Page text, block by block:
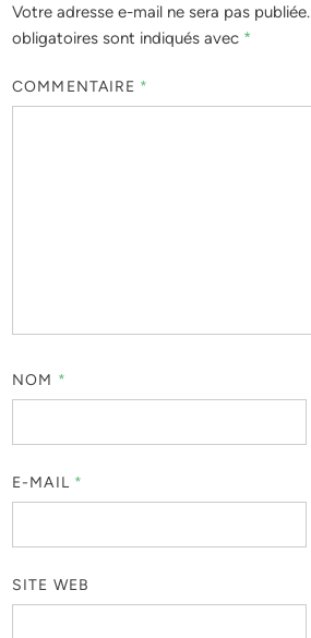
Votre adresse e-mail ne sera pas publiée.
obligatoires sont indiqués avec *
COMMENTAIRE *
NOM *
E-MAIL *
SITE WEB